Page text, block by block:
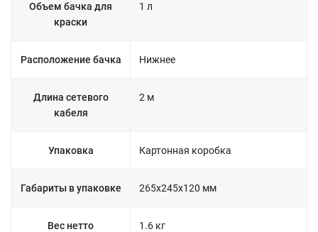
Объем бачка для
краски
1 л
Расположение бачка Нижнее
Длина сетевого
кабеля
2 м
Упаковка Картонная коробка
Габариты в упаковке 265x245x120 мм
Вес нетто 1.6 кг